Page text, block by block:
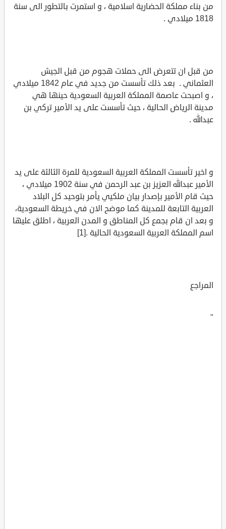
من بناء مملكة الحضارية اسلامية ، و استمرت بالتطور الى سنة
1818 ميلادي .
من قبل ان تتعرض الى حملات هجوم من قبل الجيش
العثماني . بعد ذلك تأسست من جديد في عام 1842 ميلادي
، و اصبحت عاصمة المملكة العربية السعودية حينها هي
مدينة الرياض الحالية ، حيث تأسست على يد الأمير تركي بن
عبدالله .
و اخير تأسست المملكة العربية السعودية للمرة الثالثة على يد
الأمير عبدالله العزيز بن عبد الرحمن في سنة 1902 ميلادي ،
حيث قام الأمير بإصدار بيان ملكيي يأمر بتوحيد كل البلاد
العربية التابعة للمدينة كما موضح الان في خريطة السعودية،
و بعد ان قام بجمع كل المناطق و المدن العربية ، اطلق عليها
اسم المملكة العربية السعودية الحالية .[1]
المراجع
"